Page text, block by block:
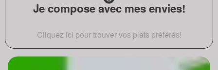
Je compose avec mes envies!
Cliquez ici pour trouver vos plats préférés!